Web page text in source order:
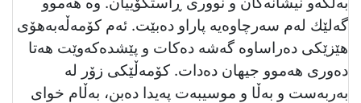
گەلێك لەم سەرچاوەیە پاراو دەبێت. ئەم كۆمەڵەبەهۆی
هێزێكی دەراساوە گەشە دەكات و پێشدەكەوێت هەتا
دەوری هەموو جیهان دەدات. كۆمەڵێكی زۆر لە
بەربەست و بەڵا و موسیبەت پەیدا دەبن، بەڵام خوای